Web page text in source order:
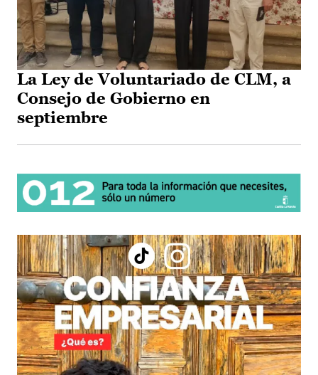
La Ley de Voluntariado de CLM, a
Consejo de Gobierno en
septiembre